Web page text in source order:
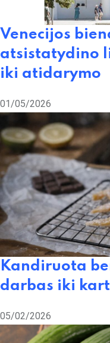
Venecijos
atsistatydino
iki atidarymo
01/05/2026
Kandiruota
darbas iki
05/02/2026